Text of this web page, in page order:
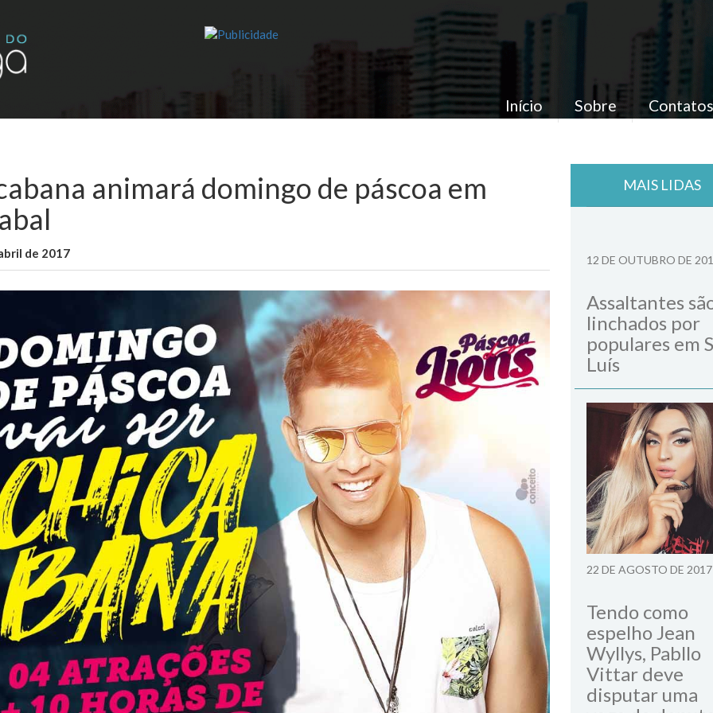
Início Sobre Contatos
animará domingo de páscoa em
de 2017
MAIS LIDAS
12 DE OUTUBRO DE
Assaltantes
linchados por
populares em
Luís
22 DE AGOSTO DE 2017
Tendo como
espelho Jean
Wyllys, Pabllo
Vittar deve
disputar uma